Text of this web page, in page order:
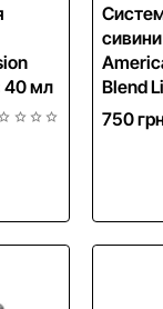
40 мл
Blend
750